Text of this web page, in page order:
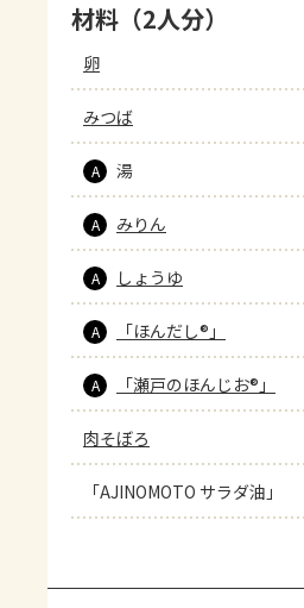
材料（2人分）
卵
みつば
A 湯
A みりん
A しょうゆ
A 「ほんだし®」
A 「瀬戸のほんじお®」
肉そぼろ
「AJINOMOTO サラダ油」